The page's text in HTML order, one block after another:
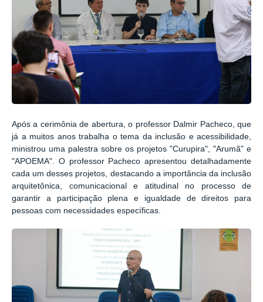
Após a cerimônia de abertura, o professor Dalmir Pacheco, que
já a muitos anos trabalha o tema da inclusão e acessibilidade,
ministrou uma palestra sobre os projetos "Curupira", "Arumã" e
"APOEMA". O professor Pacheco apresentou detalhadamente
cada um desses projetos, destacando a importância da inclusão
arquitetônica, comunicacional e atitudinal no processo de
garantir a participação plena e igualdade de direitos para
pessoas com necessidades específicas.